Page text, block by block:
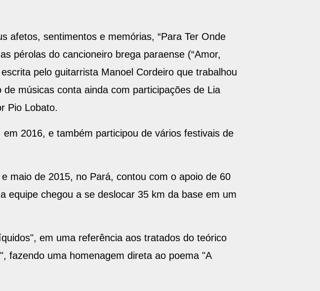
afetos, sentimentos e memórias, “Para Ter Onde
pérolas do cancioneiro brega paraense (“Amor,
pelo guitarrista Manoel Cordeiro que trabalhou
músicas conta ainda com participações de Lia
Pio Lobato.
2016, e também participou de vários festivais de
maio de 2015, no Pará, contou com o apoio de 60
equipe chegou a se deslocar 35 km da base em um
em uma referência aos tratados do teórico
fazendo uma homenagem direta ao poema "A